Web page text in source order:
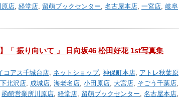
原店, 経堂店, 留萌ブックセンター, 名古屋本店, 一宮店, 岐阜
「 振り向いて 」 日向坂46 松田好花 1st写真集
コアス千城台店, ネットショップ, 神保町本店, アトレ秋葉原
下北沢店, 成城店, 海老名店, 小田原店, 大宮店, そごう千葉店,
函館営業所川原店, 経堂店, 留萌ブックセンター, 名古屋本店,